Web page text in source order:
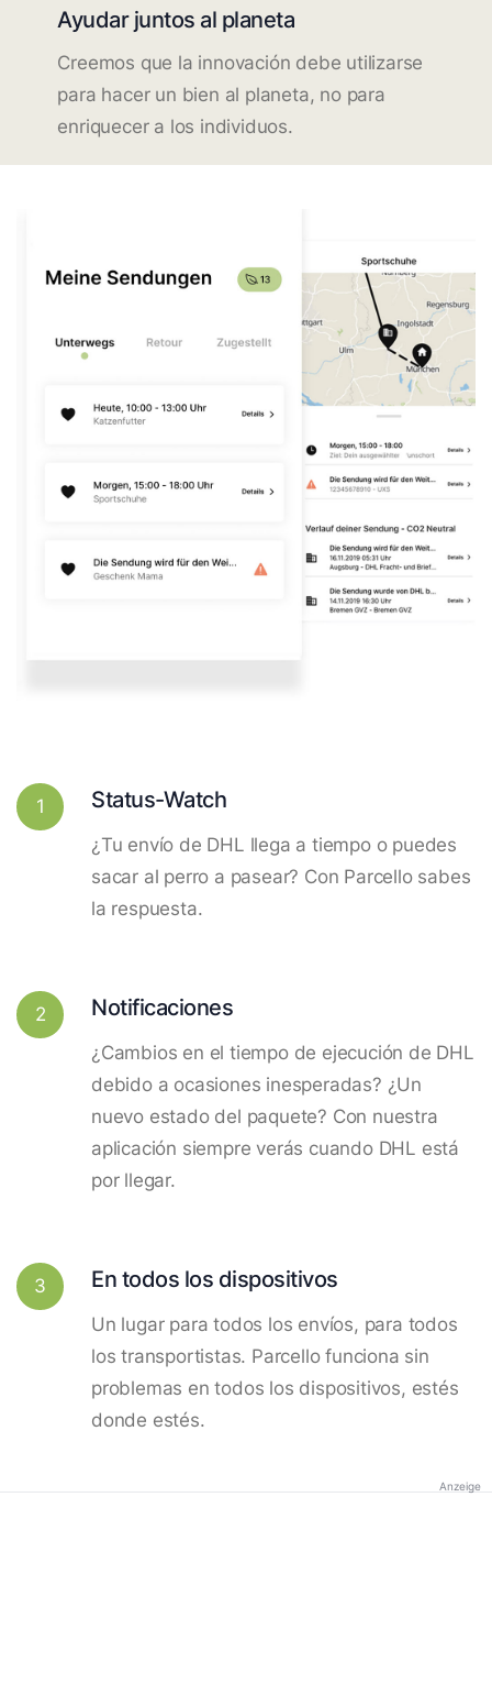
Ayudar juntos al planeta
Creemos que la innovación debe utilizarse
para hacer un bien al planeta, no para
enriquecer a los individuos.
1 Status-Watch
¿Tu envío de DHL llega a tiempo o puedes
sacar al perro a pasear? Con Parcello sabes
la respuesta.
2 Notificaciones
¿Cambios en el tiempo de ejecución de DHL
debido a ocasiones inesperadas? ¿Un
nuevo estado del paquete? Con nuestra
aplicación siempre verás cuando DHL está
por llegar.
3 En todos los dispositivos
Un lugar para todos los envíos, para todos
los transportistas. Parcello funciona sin
problemas en todos los dispositivos, estés
donde estés.
Anzeige